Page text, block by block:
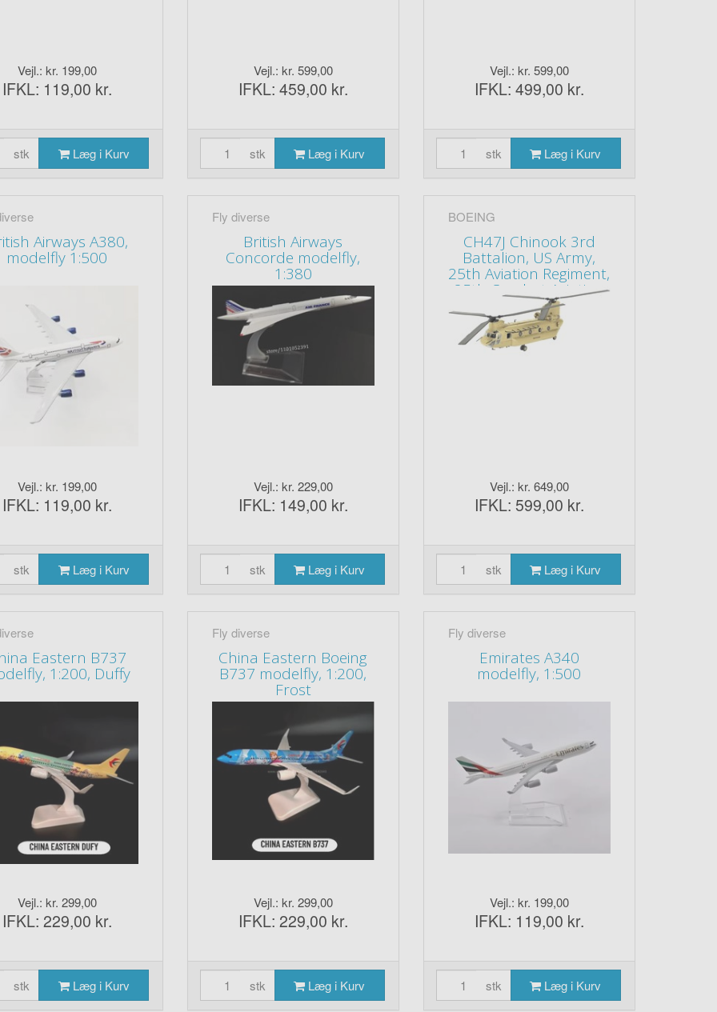
Vejl.: kr. 199,00
IFKL: 119,00 kr.
stk Læg i Kurv
Vejl.: kr. 599,00
IFKL: 459,00 kr.
stk Læg i Kurv
Vejl.: kr. 599,00
IFKL: 499,00 kr.
stk Læg i Kurv
Airways A380,
modelfly 1:500
Vejl.: kr. 199,00
IFKL: 119,00 kr.
stk Læg i Kurv
Fly diverse
British Airways
Concorde modelfly,
1:380
Vejl.: kr. 229,00
IFKL: 149,00 kr.
stk Læg i Kurv
BOEING
CH47J Chinook 3rd
Battalion, US Army,
25th Aviation Regiment,
25th Combat Aviation
Brigade, 25th Infantry
Division Afghanistan
2013
Vejl.: kr. 649,00
IFKL: 599,00 kr.
stk Læg i Kurv
Eastern B737
1:200, Duffy
Vejl.: kr. 299,00
IFKL: 229,00 kr.
stk Læg i Kurv
Fly diverse
China Eastern Boeing
B737 modelfly, 1:200,
Frost
Vejl.: kr. 299,00
IFKL: 229,00 kr.
stk Læg i Kurv
Fly diverse
Emirates A340
modelfly, 1:500
Vejl.: kr. 199,00
IFKL: 119,00 kr.
stk Læg i Kurv